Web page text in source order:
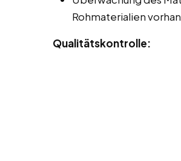
Rohmaterialien
Qualitätskontrolle: